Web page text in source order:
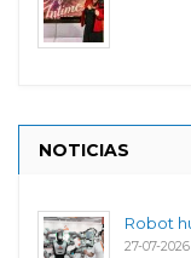
NOTICIAS
Robot
27-07-2026